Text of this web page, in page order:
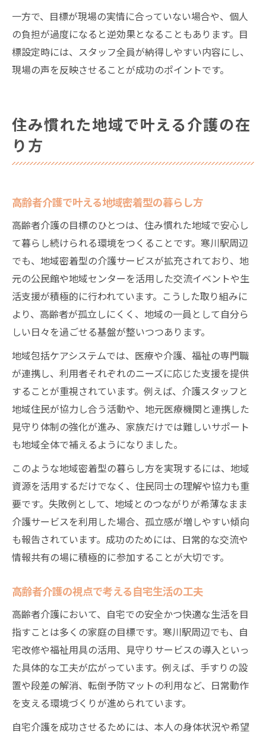
一方で、目標が現場の実情に合っていない場合や、個人
の負担が過度になると逆効果となることもあります。目
標設定時には、スタッフ全員が納得しやすい内容にし、
現場の声を反映させることが成功のポイントです。
住み慣れた地域で叶える介護の在
り方
高齢者介護で叶える地域密着型の暮らし方
高齢者介護の目標のひとつは、住み慣れた地域で安心し
て暮らし続けられる環境をつくることです。寒川駅周辺
でも、地域密着型の介護サービスが拡充されており、地
元の公民館や地域センターを活用した交流イベントや生
活支援が積極的に行われています。こうした取り組みに
より、高齢者が孤立しにくく、地域の一員として自分ら
しい日々を過ごせる基盤が整いつつあります。
地域包括ケアシステムでは、医療や介護、福祉の専門職
が連携し、利用者それぞれのニーズに応じた支援を提供
することが重視されています。例えば、介護スタッフと
地域住民が協力し合う活動や、地元医療機関と連携した
見守り体制の強化が進み、家族だけでは難しいサポート
も地域全体で補えるようになりました。
このような地域密着型の暮らし方を実現するには、地域
資源を活用するだけでなく、住民同士の理解や協力も重
要です。失敗例として、地域とのつながりが希薄なまま
介護サービスを利用した場合、孤立感が増しやすい傾向
も報告されています。成功のためには、日常的な交流や
情報共有の場に積極的に参加することが大切です。
高齢者介護の視点で考える自宅生活の工夫
高齢者介護において、自宅での安全かつ快適な生活を目
指すことは多くの家庭の目標です。寒川駅周辺でも、自
宅改修や福祉用具の活用、見守りサービスの導入といっ
た具体的な工夫が広がっています。例えば、手すりの設
置や段差の解消、転倒予防マットの利用など、日常動作
を支える環境づくりが進められています。
自宅介護を成功させるためには、本人の身体状況や希望